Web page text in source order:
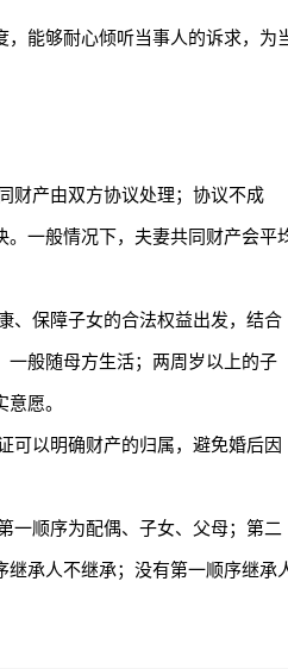
能够耐心倾听当事人的诉求，为
财产由双方协议处理；协议不成
一般情况下，夫妻共同财产会平
、保障子女的合法权益出发，结合
般随母方生活；两周岁以上的子
愿。
可以明确财产的归属，避免婚后因
一顺序为配偶、子女、父母；第二
承人不继承；没有第一顺序继承